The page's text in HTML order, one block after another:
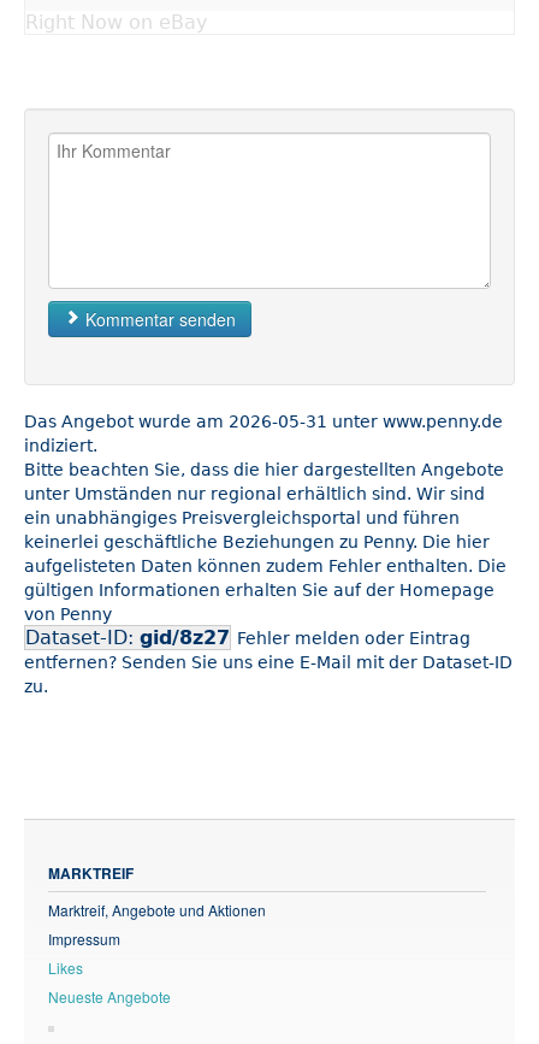
Right Now on eBay
Kommentar senden
Das Angebot wurde am 2026-05-31 unter www.penny.de
indiziert.
Bitte beachten Sie, dass die hier dargestellten Angebote
unter Umständen nur regional erhältlich sind. Wir sind
ein unabhängiges Preisvergleichsportal und führen
keinerlei geschäftliche Beziehungen zu Penny. Die hier
aufgelisteten Daten können zudem Fehler enthalten. Die
gültigen Informationen erhalten Sie auf der Homepage
von Penny
Dataset-ID: gid/8z27 Fehler melden oder Eintrag
entfernen? Senden Sie uns eine E-Mail mit der Dataset-ID
zu.
MARKTREIF
Marktreif, Angebote und Aktionen
Impressum
Likes
Neueste Angebote